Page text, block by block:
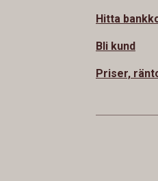
Hitta
Bli kund
Priser,